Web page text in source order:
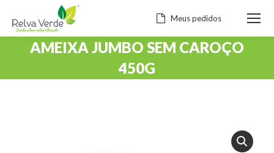
Meus pedidos
AMEIXA JUMBO SEM CAROÇO
450G